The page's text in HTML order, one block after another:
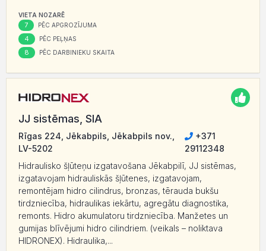
VIETA NOZARĒ
7 PĒC APGROZĪJUMA
4 PĒC PEĻŅAS
8 PĒC DARBINIEKU SKAITA
JJ sistēmas, SIA
Rīgas 224, Jēkabpils, Jēkabpils nov.,
LV-5202
+371
29112348
Hidraulisko šļūteņu izgatavošana Jēkabpilī, JJ sistēmas,
izgatavojam hidrauliskās šļūtenes, izgatavojam,
remontējam hidro cilindrus, bronzas, tērauda bukšu
tirdzniecība, hidraulikas iekārtu, agregātu diagnostika,
remonts. Hidro akumulatoru tirdzniecība. Manžetes un
gumijas blīvējumi hidro cilindriem. (veikals – noliktava
HIDRONEX). Hidraulika,...